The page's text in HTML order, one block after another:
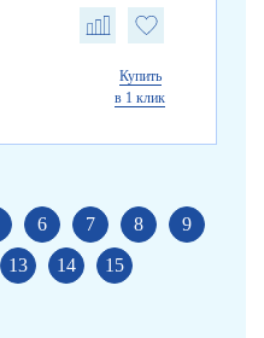
Купить
в 1 клик
6 7 8
9
13 14 15